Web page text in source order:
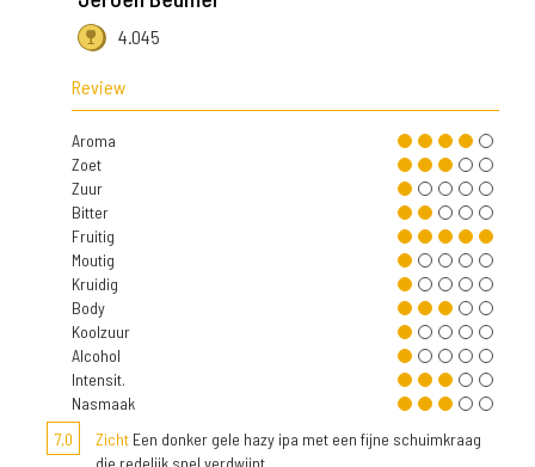
4.045
Review
Aroma
Zoet
Zuur
Bitter
Fruitig
Moutig
Kruidig
Body
Koolzuur
Alcohol
Intensit.
Nasmaak
7,0
Zicht Een donker gele hazy ipa met een fijne schuimkraag